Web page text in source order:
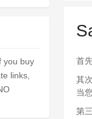
首
其
当
第
you buy
links,